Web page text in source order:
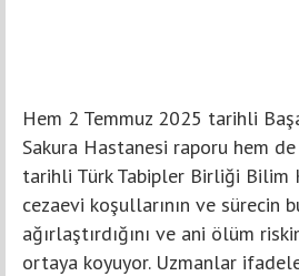
Hem 2 Temmuz 2025 tarihli
Sakura Hastanesi raporu hem
tarihli Türk Tabipler Birliği Bilim
cezaevi koşullarının ve sürecin
ağırlaştırdığını ve ani ölüm
ortaya koyuyor. Uzmanlar